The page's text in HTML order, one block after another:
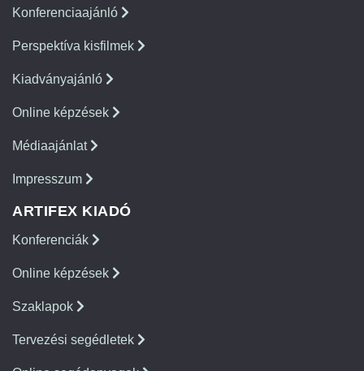
Konferenciaajánló
Perspektíva kisfilmek
Kiadványajánló
Online képzések
Médiaajánlat
Impresszum
ARTIFEX KIADÓ
Konferenciák
Online képzések
Szaklapok
Tervezési segédletek